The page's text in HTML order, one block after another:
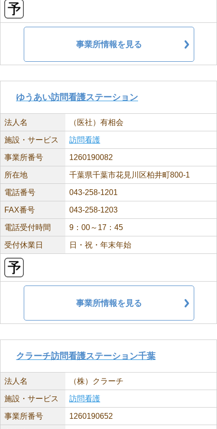
事業所情報を見る
ゆうあい訪問看護ステーション
法人名 （医社）有相会
施設・サービス 訪問看護
事業所番号 1260190082
所在地 千葉県千葉市花見川区柏井町800-1
電話番号 043-258-1201
FAX番号 043-258-1203
電話受付時間 9：00～17：45
受付休業日 日・祝・年末年始
事業所情報を見る
クラーチ訪問看護ステーション千葉
法人名 （株）クラーチ
施設・サービス 訪問看護
事業所番号 1260190652